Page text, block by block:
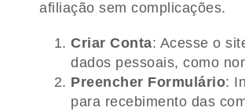
afiliação sem complicações.
Criar Conta: Acesse o
dados pessoais, como
Preencher Formulário:
para recebimento das